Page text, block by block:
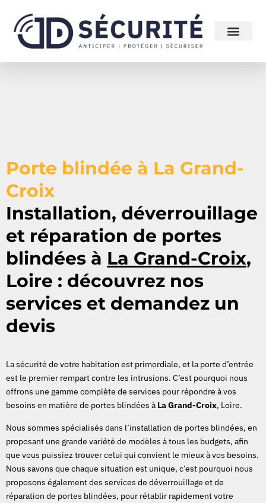
Porte blindée à La Grand-
Croix
Installation, déverrouillage
et réparation de portes
blindées à La Grand-Croix,
Loire : découvrez nos
services et demandez un
devis
La sécurité de votre habitation est primordiale, et la porte d’entrée
est le premier rempart contre les intrusions. C’est pourquoi nous
offrons une gamme complète de services pour répondre à vos
besoins en matière de portes blindées à La Grand-Croix, Loire.
Nous sommes spécialisés dans l’installation de portes blindées, en
proposant une grande variété de modèles à tous les budgets, afin
que vous puissiez trouver celui qui convient le mieux à vos besoins.
Nous savons que chaque situation est unique, c’est pourquoi nous
proposons également des services de déverrouillage et de
réparation de portes blindées, pour rétablir rapidement votre